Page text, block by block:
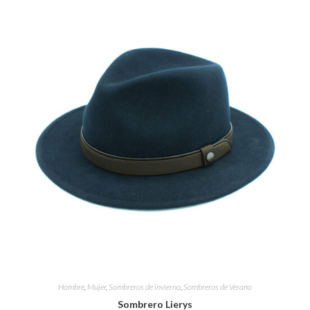
Hombre Mujer, Sombreros de invierno Sombreros de Verano
Sombrero Lierys